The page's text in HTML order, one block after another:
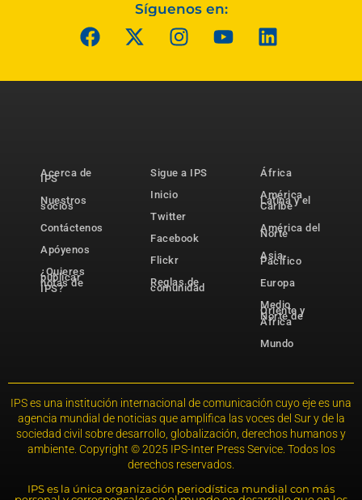
Síguenos en:
Acerca de
IPS
Nuestros
socios
Contáctenos
Apóyenos
¿Quieres
publicar
notas de
IPS?
Sigue a IPS
Inicio
Twitter
Facebook
Flickr
Reglas de
comunidad
África
América
Latina y el
Caribe
América del
Norte
Asia-
Pacífico
Europa
Medio
Oriente y
Norte de
África
Mundo
IPS es una institución internacional de comunicación cuyo eje es una
agencia mundial de noticias que amplifica las voces del Sur y de la
sociedad civil sobre desarrollo, globalización, derechos humanos y
ambiente. Copyright © 2025 IPS-Inter Press Service. Todos los
derechos reservados.
IPS es la única organización periodística mundial con más